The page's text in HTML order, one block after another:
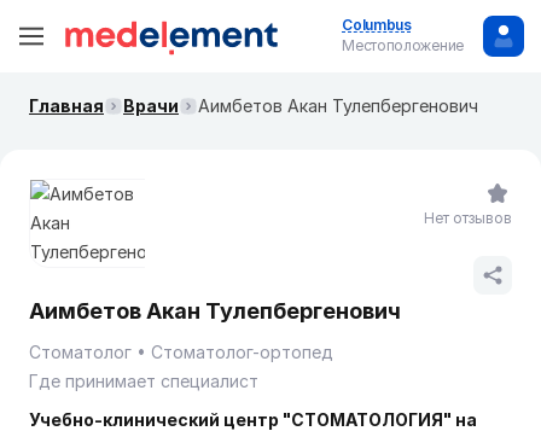
Columbus
Местоположение
Главная Врачи Аимбетов Акан Тулепбергенович
Аимбетов Акан Тулепбергенович
Стоматолог
Стоматолог-ортопед
Где принимает специалист
Учебно-клинический центр "СТОМАТОЛОГИЯ" на
Нет отзывов